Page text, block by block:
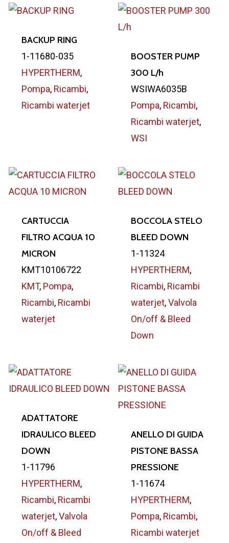
BACKUP RING
1-11680-035
HYPERTHERM,
Pompa, Ricambi,
Ricambi waterjet
BOOSTER PUMP
300 L/h
WSIWA6035B
Pompa, Ricambi,
Ricambi waterjet,
WSI
CARTUCCIA
FILTRO ACQUA 10
MICRON
KMT10106722
KMT, Pompa,
Ricambi, Ricambi
waterjet
BOCCOLA STELO
BLEED DOWN
1-11324
HYPERTHERM,
Ricambi, Ricambi
waterjet,Valvola
On/off & Bleed
Down
ADATTATORE
IDRAULICO BLEED
DOWN
1-11796
HYPERTHERM,
Ricambi, Ricambi
waterjet,Valvola
On/off & Bleed
ANELLO DI GUIDA
PISTONE BASSA
PRESSIONE
1-11674
HYPERTHERM,
Pompa, Ricambi,
Ricambi waterjet